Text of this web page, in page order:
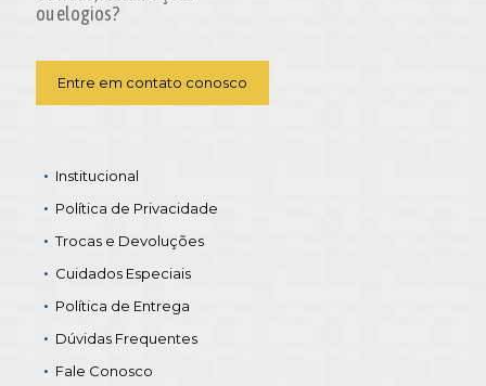
ou elogios?
Entre em contato conosco
Institucional
Política de Privacidade
Trocas e Devoluções
Cuidados Especiais
Política de Entrega
Dúvidas Frequentes
Fale Conosco